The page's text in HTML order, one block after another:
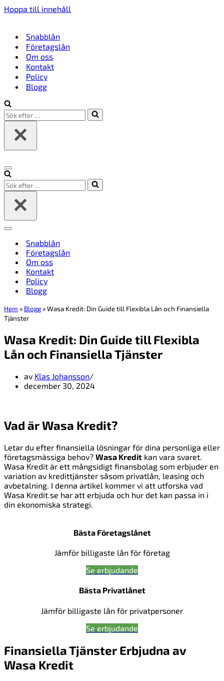
Hoppa till innehåll
Snabblån
Företagslån
Om oss
Kontakt
Policy
Blogg
Sök
efter
Navigeringsmeny
Sök
efter
Navigeringsmeny
Snabblån
Företagslån
Om oss
Kontakt
Policy
Blogg
Hem » Blogg »Wasa Kredit: Din Guide till Flexibla Lån och Finansiella
Tjänster
Wasa Kredit: Din Guide till Flexibla
Lån och Finansiella Tjänster
av Klas Johansson
december 30, 2024
Vad är Wasa Kredit?
Letar du efter finansiella lösningar för dina personliga eller
företagsmässiga behov? Wasa Kredit kan vara svaret.
Wasa Kredit är ett mångsidigt finansbolag som erbjuder en
variation av kredittjänster såsom privatlån, leasing och
avbetalning. I denna artikel kommer vi att utforska vad
Wasa Kredit.se har att erbjuda och hur det kan passa in i
din ekonomiska strategi.
Bästa Företagslånet
Jämför billigaste lån för företag
Se erbjudande
Bästa Privatlånet
Jämför billigaste lån för privatpersoner
Se erbjudande
Finansiella Tjänster Erbjudna av
Wasa Kredit